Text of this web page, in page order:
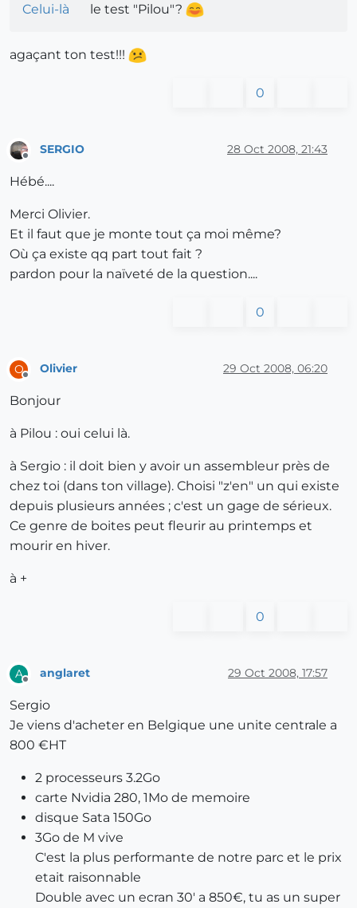
Celui-là le test "Pilou"?
agaçant ton test!!!
0
SERGIO 28 Oct 2008, 21:43
Hébé....
Merci Olivier.
Et il faut que je monte tout ça moi même?
Où ça existe qq part tout fait ?
pardon pour la naïveté de la question....
0
O Olivier 29 Oct 2008, 06:20
Bonjour
à Pilou : oui celui là.
à Sergio : il doit bien y avoir un assembleur près de
chez toi (dans ton village). Choisi "z'en" un qui existe
depuis plusieurs années ; c'est un gage de sérieux.
Ce genre de boites peut fleurir au printemps et
mourir en hiver.
à +
0
A anglaret 29 Oct 2008, 17:57
Sergio
Je viens d'acheter en Belgique une unite centrale a
800 €HT
2 processeurs 3.2Go
carte Nvidia 280, 1Mo de memoire
disque Sata 150Go
3Go de M vive
C'est la plus performante de notre parc et le prix
etait raisonnable
Double avec un ecran 30' a 850€, tu as un super